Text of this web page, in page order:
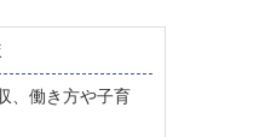
、働き方や子育